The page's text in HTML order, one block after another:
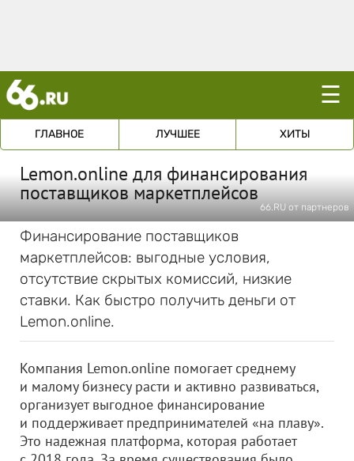
☰
ГЛАВНОЕ ЛУЧШЕЕ ХИТЫ
Lemon.online для финансирования
поставщиков маркетплейсов
66.RU от партнеров
Финансирование поставщиков
маркетплейсов: выгодные условия,
отсутствие скрытых комиссий, низкие
ставки. Как быстро получить деньги от
Lemon.online.
Компания Lemon.online помогает среднему
и малому бизнесу расти и активно развиваться,
организует выгодное финансирование
и поддерживает предпринимателей «на плаву».
Это надежная платформа, которая работает